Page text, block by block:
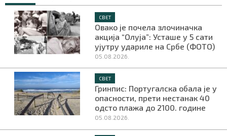
СВЕТ
Овако је почела злочиначка
акција “Олуја”: Усташе у 5 сати
ујутру удариле на Србе (ФОТО)
05.08.2026.
СВЕТ
Гринпис: Португалска обала је у
опасности, прети нестанак 40
одсто плажа до 2100. године
05.08.2026.